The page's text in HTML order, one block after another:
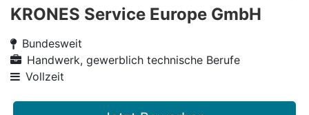
KRONES Service Europe GmbH
Bundesweit
Handwerk, gewerblich technische Berufe
Vollzeit